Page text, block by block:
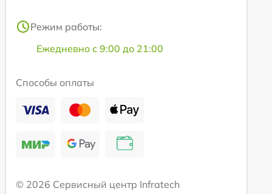
Режим работы:
Ежедневно с 9:00 до 21:00
Способы оплаты
© 2026 Сервисный центр Infratech